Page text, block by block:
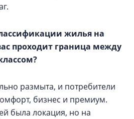
жилья на
проходит граница между
размыта, и потребители
бизнес и премиум.
была локация, но на